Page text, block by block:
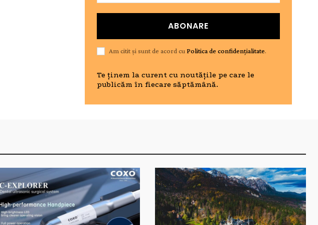
ABONARE
Am citit și sunt de acord cuPolitica de confidențialitate.
Te ținem la curent cu noutățile pe care le
publicăm în fiecare săptămână.